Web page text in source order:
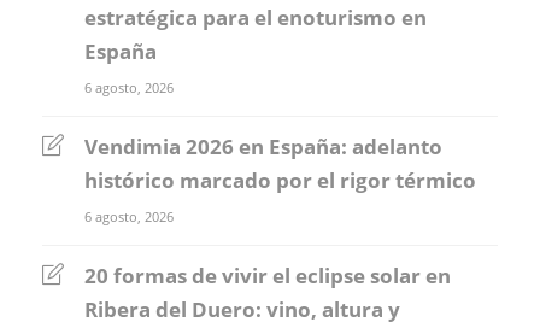
estratégica para el enoturismo en
España
6 agosto, 2026
Vendimia 2026 en España: adelanto
histórico marcado por el rigor térmico
6 agosto, 2026
20 formas de vivir el eclipse solar en
Ribera del Duero: vino, altura y